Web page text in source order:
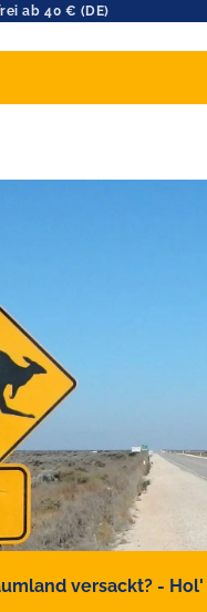
ab 40 € (DE)
versackt? -